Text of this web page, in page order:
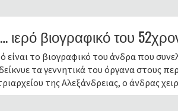
ιερό βιογραφικό του
είναι το βιογραφικό του άνδρα που
τα γεννητικά του όργανα στους
της Αλεξάνδρειας, ο άνδρας